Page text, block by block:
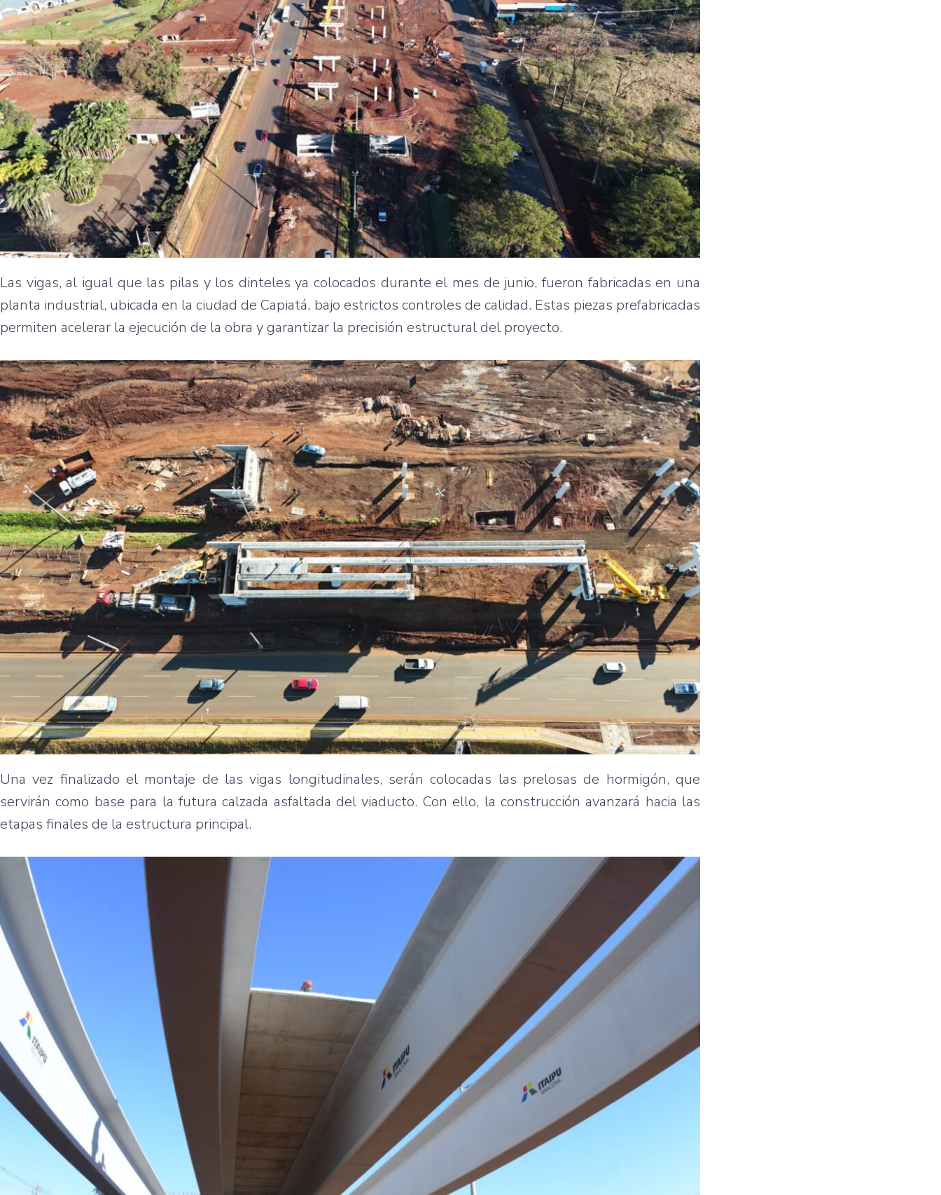
Las vigas, al igual que las pilas y los dinteles ya colocados durante el mes de junio, fueron fabricadas en una
planta industrial, ubicada en la ciudad de Capiatá, bajo estrictos controles de calidad. Estas piezas prefabricadas
permiten acelerar la ejecución de la obra y garantizar la precisión estructural del proyecto.
Una vez finalizado el montaje de las vigas longitudinales, serán colocadas las prelosas de hormigón, que
servirán como base para la futura calzada asfaltada del viaducto. Con ello, la construcción avanzará hacia las
etapas finales de la estructura principal.